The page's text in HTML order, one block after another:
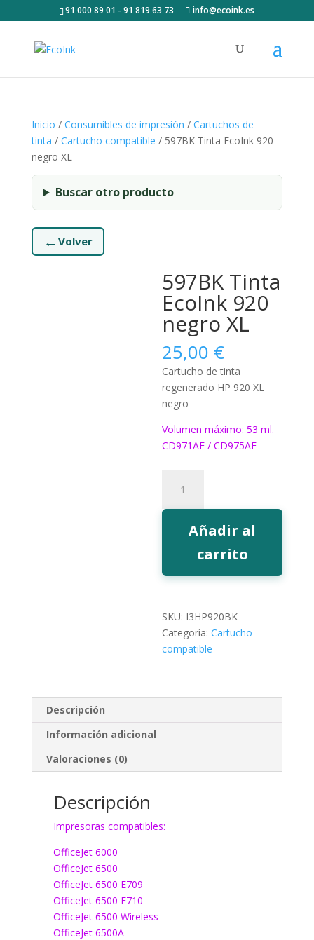
91 000 89 01 - 91 819 63 73 info@ecoink.es
Inicio / Consumibles de impresión / Cartuchos de
tinta / Cartucho compatible / 597BK Tinta EcoInk 920
negro XL
Buscar otro producto
← Volver
597BK Tinta
EcoInk 920
negro XL
25,00 €
Cartucho de tinta
regenerado HP 920 XL
negro
Volumen máximo: 53 ml.
CD971AE / CD975AE
Tinta
EcoInk
cantidad
Añadir al
carrito
SKU: I3HP920BK
Categoría:Cartucho
compatible
Descripción
Información adicional
Valoraciones (0)
Descripción
Impresoras compatibles:
OfficeJet 6000
OfficeJet 6500
OfficeJet 6500 E709
OfficeJet 6500 E710
OfficeJet 6500 Wireless
OfficeJet 6500A